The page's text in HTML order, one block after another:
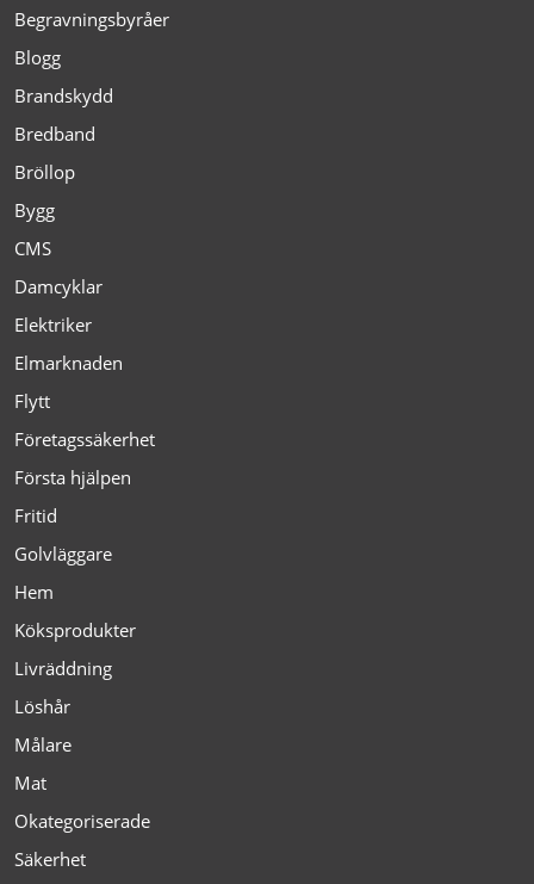
Begravningsbyråer
Blogg
Brandskydd
Bredband
Bröllop
Bygg
CMS
Damcyklar
Elektriker
Elmarknaden
Flytt
Företagssäkerhet
Första hjälpen
Fritid
Golvläggare
Hem
Köksprodukter
Livräddning
Löshår
Målare
Mat
Okategoriserade
Säkerhet